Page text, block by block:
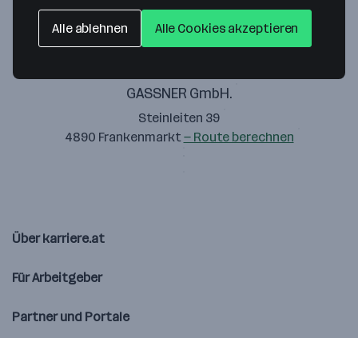
GASSNER GmbH.
Steinleiten 39
4890 Frankenmarkt— Route berechnen
Über karriere.at
Für Arbeitgeber
Partner und Portale
Alle ablehnen Alle Cookies akzeptieren